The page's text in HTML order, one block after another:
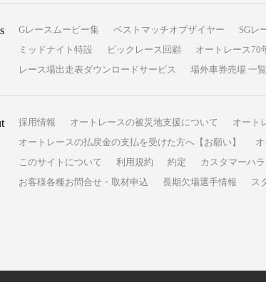
Gレースムービー集 ベストマッチオブザイヤー SGレ
ミッドナイト特設
ビックレース回顧 オートレース70
レース場出走表ダウンロードサービス
場外車券売場 一覧
採用情報 オートレースの被災地支援について
オート
オートレースの払戻金の支払を受けた方へ【お願い】
このサイトについて
利用規約 約定 カスタマーハ
お客様各種お問合せ・取材申込
長期欠場選手情報 ス